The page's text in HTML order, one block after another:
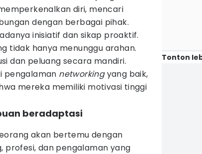
diri, mencari
dengan berbagai pihak.
inisiatif dan sikap proaktif.
tidak hanya menunggu arahan.
dan peluang secara mandiri.
pengalaman networkingyang baik,
mereka memiliki motivasi tinggi
beradaptasi
akan bertemu dengan
dan pengalaman yang
Tonton